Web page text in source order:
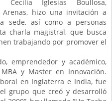
Cecilia Iglesias Boullosa,
Arenas, hizo una invitación a
sede, así como a personas
charla magistral, que busca
trabajando por promover el
emprendedor y académico,
y Master en Innovación.
en Inglaterra e India, fue
grupo que creó y desarrolló